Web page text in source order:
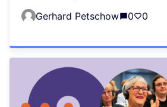
Gerhard Petschow 0 0